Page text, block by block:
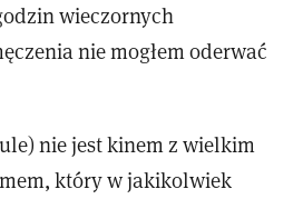
wieczornych
nie mogłem oderwać
nie jest kinem z wielkim
który w jakikolwiek